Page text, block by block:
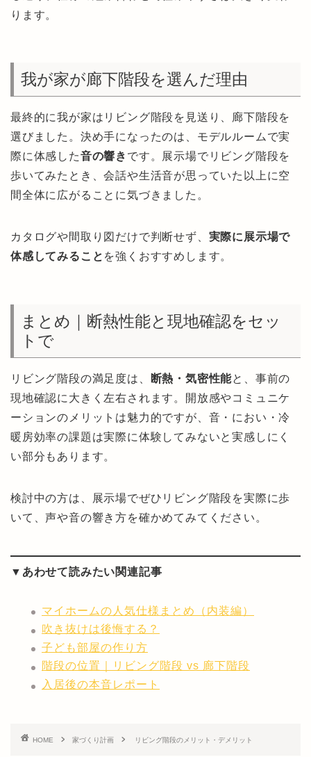
ります。
我が家が廊下階段を選んだ理由
最終的に我が家はリビング階段を見送り、廊下階段を
選びました。決め手になったのは、モデルルームで実
際に体感した音の響き です。展示場でリビング階段を
歩いてみたとき、会話や生活音が思っていた以上に空
間全体に広がることに気づきました。
カタログや間取り図だけで判断せず、 実際に展示場で
体感してみること を強くおすすめします。
まとめ｜断熱性能と現地確認をセッ
トで
リビング階段の満足度は、 断熱・気密性能と、事前の
現地確認に大きく左右されます。開放感やコミュニケ
ーションのメリットは魅力的ですが、音・におい・冷
暖房効率の課題は実際に体験してみないと実感しにく
い部分もあります。
検討中の方は、展示場でぜひリビング階段を実際に歩
いて、声や音の響き方を確かめてみてください。
▼あわせて読みたい関連記事
マイホームの人気仕様まとめ（内装編）
吹き抜けは後悔する？
子ども部屋の作り方
階段の位置｜リビング階段 vs 廊下階段
入居後の本音レポート
HOME 家づくり計画 リビング階段のメリット・デメリット